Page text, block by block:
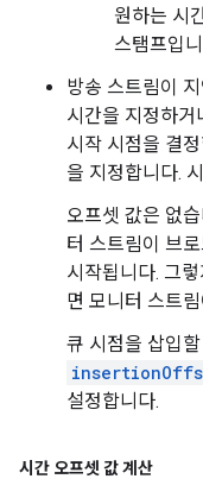
원하는 시
스탬프입
방송 스트림이
시간을 지정하거
시작 시점을 결
을 지정합니다.
오프셋 값은 없
터 스트림이 브
시작됩니다. 그
면 모니터 스트
큐 시점을 삽입할
설정합니다.
시간 오프셋 값 계산